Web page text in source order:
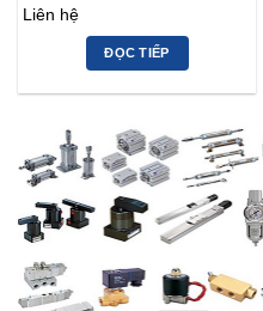
Liên hệ
ĐỌC TIẾP